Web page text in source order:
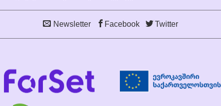
Newsletter Facebook Twitter